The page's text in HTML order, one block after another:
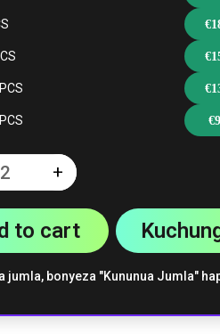
Apple mbili
Peach Mango
ngono kwenye
pwani
Barafu ya
Strawberry
€
€
€
€
Quantity
+
to cart
jumla, bonyeza "Kununua Jumla"